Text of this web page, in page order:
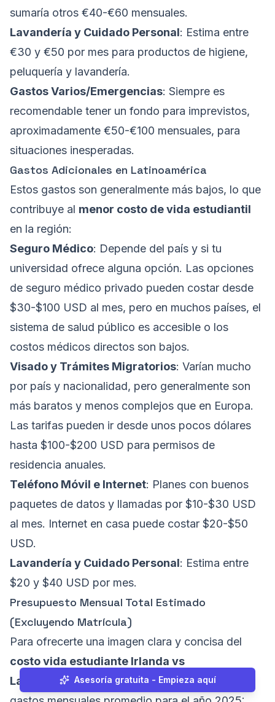
sumaría otros €40-€60 mensuales.
Lavandería y Cuidado Personal: Estima entre
€30 y €50 por mes para productos de higiene,
peluquería y lavandería.
Gastos Varios/Emergencias: Siempre es
recomendable tener un fondo para imprevistos,
aproximadamente €50-€100 mensuales, para
situaciones inesperadas.
Gastos Adicionales en Latinoamérica
Estos gastos son generalmente más bajos, lo que
contribuye al menor costo de vida estudiantil
en la región:
Seguro Médico: Depende del país y si tu
universidad ofrece alguna opción. Las opciones
de seguro médico privado pueden costar desde
$30-$100 USD al mes, pero en muchos países, el
sistema de salud público es accesible o los
costos médicos directos son bajos.
Visado y Trámites Migratorios: Varían mucho
por país y nacionalidad, pero generalmente son
más baratos y menos complejos que en Europa.
Las tarifas pueden ir desde unos pocos dólares
hasta $100-$200 USD para permisos de
residencia anuales.
Teléfono Móvil e Internet: Planes con buenos
paquetes de datos y llamadas por $10-$30 USD
al mes. Internet en casa puede costar $20-$50
USD.
Lavandería y Cuidado Personal: Estima entre
$20 y $40 USD por mes.
Presupuesto Mensual Total Estimado
(Excluyendo Matrícula)
Para ofrecerte una imagen clara y concisa del
costo vida estudiante Irlanda vs
Latinoamérica, aquí tienes un resumen de los
Asesoría gratuita - Empieza aquí